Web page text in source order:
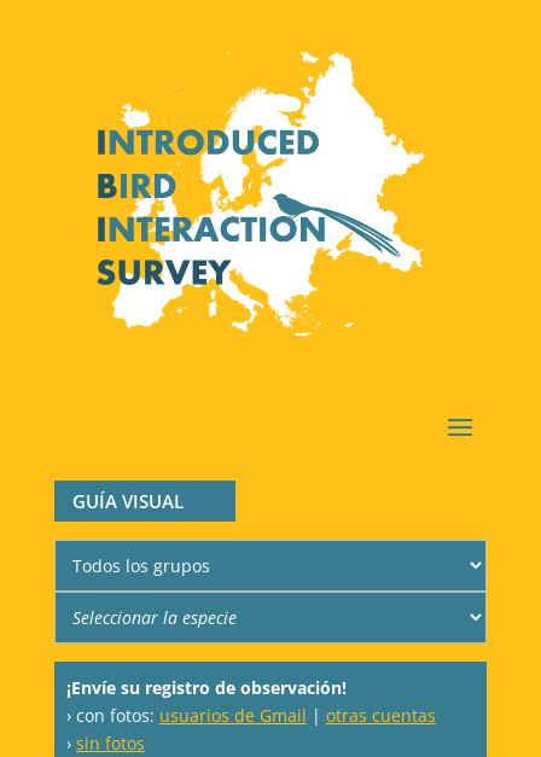
GUÍA VISUAL
¡Envíe su registro de observación!
› con fotos: usuarios de Gmail | otras cuentas
› sin fotos